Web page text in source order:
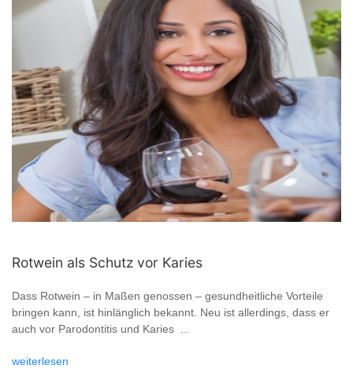
Rotwein als Schutz vor Karies
Dass Rotwein – in Maßen genossen – gesundheitliche Vorteile
bringen kann, ist hinlänglich bekannt. Neu ist allerdings, dass er
auch vor Parodontitis und Karies ...
weiterlesen